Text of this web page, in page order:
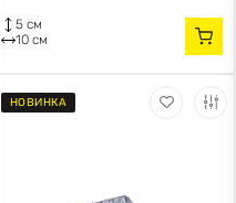
5 см
10 см
НОВИНКА